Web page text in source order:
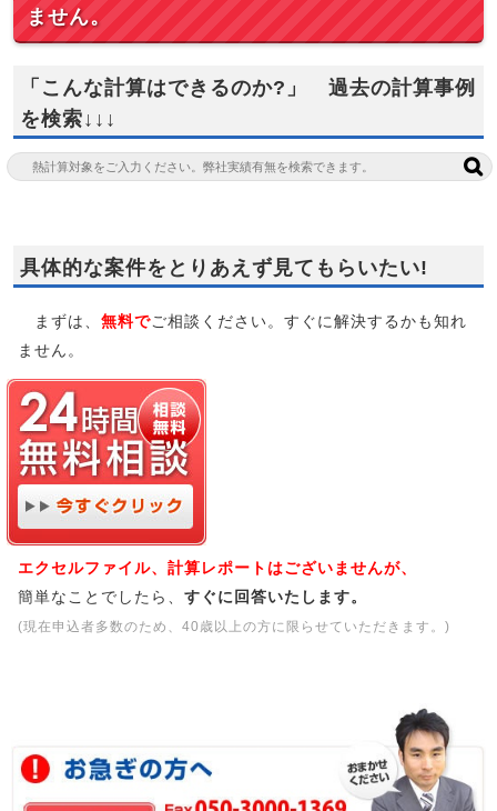
ません。
「こんな計算はできるのか?」 過去の計算事例
を検索↓↓↓
具体的な案件をとりあえず見てもらいたい!
まずは、 無料でご相談ください。すぐに解決するかも知れ
ません。
エクセルファイル、計算レポートはございませんが、
簡単なことでしたら、 すぐに回答いたします。
(現在申込者多数のため、40歳以上の方に限らせていただきます。)